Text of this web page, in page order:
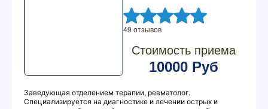
49 отзывов
Стоимость приема
10000 Руб
Заведующая отделением терапии, ревматолог.
Специализируется на диагностике и лечении острых и